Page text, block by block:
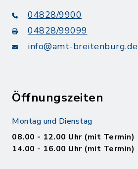
04828/9900
04828/99099
info@amt-breitenburg.de
Öffnungszeiten
Montag und Dienstag
08.00 - 12.00 Uhr (mit Termin)
14.00 - 16.00 Uhr (mit Termin)